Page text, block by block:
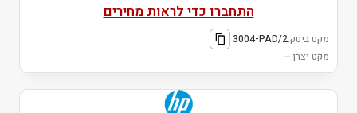
התחברו כדי לראות מחירים
מקט ביטק:3004-PAD/2
מקט יצרן:—